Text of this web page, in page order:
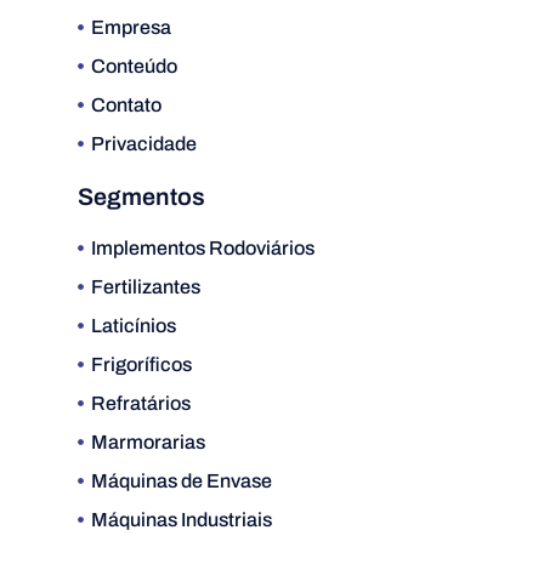
Empresa
Conteúdo
Contato
Privacidade
Segmentos
Implementos Rodoviários
Fertilizantes
Laticínios
Frigoríficos
Refratários
Marmorarias
Máquinas de Envase
Máquinas Industriais